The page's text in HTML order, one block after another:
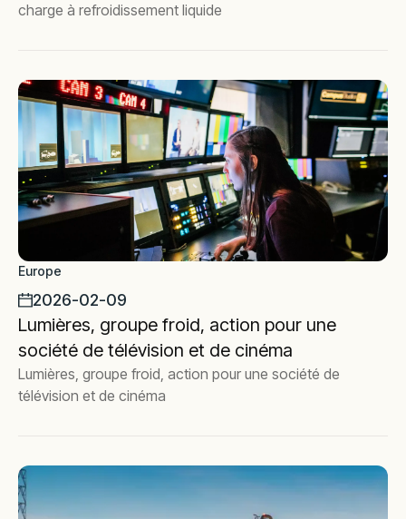
charge à refroidissement liquide
Europe
2026-02-09
Lumières, groupe froid, action pour une
société de télévision et de cinéma
Lumières, groupe froid, action pour une société de
télévision et de cinéma